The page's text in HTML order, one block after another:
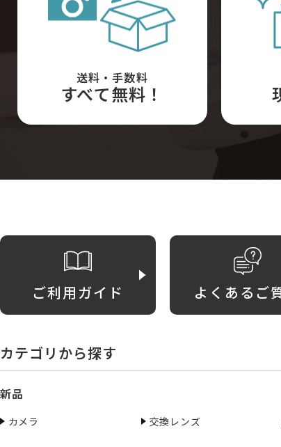
送料・手数料
すべて無料！
ご利用ガイド よくあるご
カテゴリから探す
新品
カメラ 交換レンズ